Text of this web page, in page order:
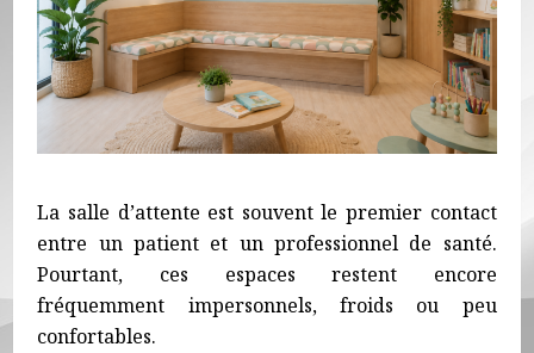
La salle d’attente est souvent le premier contact
entre un patient et un professionnel de santé.
Pourtant, ces espaces restent encore
fréquemment impersonnels, froids ou peu
confortables.